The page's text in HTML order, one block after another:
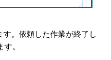
。依頼した作業が終了し
。